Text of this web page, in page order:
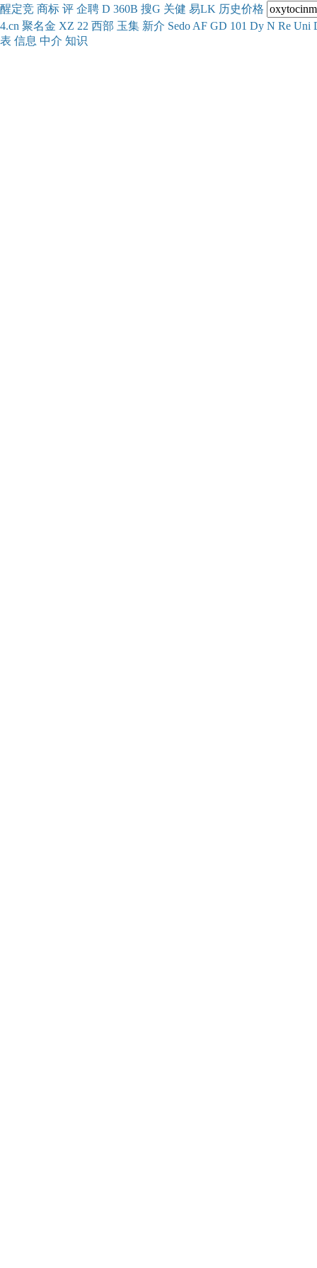
醒定竞 商标 评 企聘 D 360B 搜G 关健 易LK 历史价格
4.cn 聚名金 XZ 22 西部 玉集 新介 Sedo AF GD 101 Dy N Re Uni
表 信息 中介 知识